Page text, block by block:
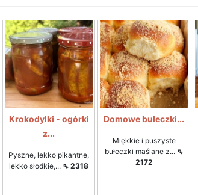
Krokodylki - ogórki
z...
Pyszne, lekko pikantne,
lekko słodkie,... ⇖ 2318
Domowe bułeczki...
Miękkie i puszyste
bułeczki maślane z... ⇖
2172